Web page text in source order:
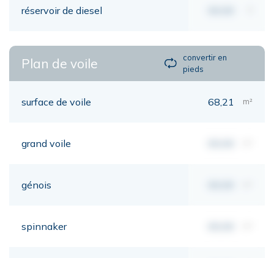
réservoir de diesel
Plan de voile
convertir en
pieds
surface de voile 68,21 m²
grand voile
génois
spinnaker